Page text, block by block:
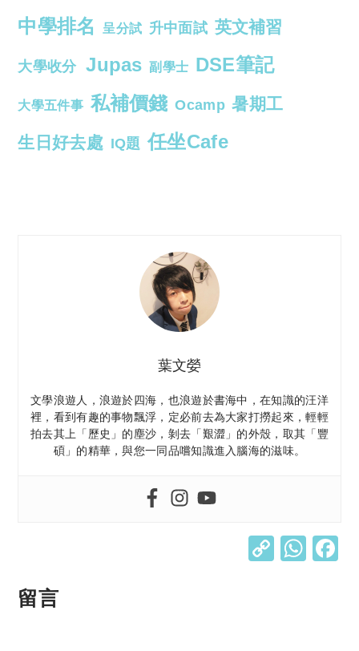
中學排名 呈分試 升中面試 英文補習
大學收分 Jupas 副學士 DSE筆記
大學五件事 私補價錢 Ocamp 暑期工
生日好去處 IQ題 任坐Cafe
葉文嫈
文學浪遊人，浪遊於四海，也浪遊於書海中，在知識的汪洋
裡，看到有趣的事物飄浮，定必前去為大家打撈起來，輕輕
拍去其上「歷史」的塵沙，剝去「艱澀」的外殼，取其「豐
碩」的精華，與您一同品嚐知識進入腦海的滋味。
C W
留言